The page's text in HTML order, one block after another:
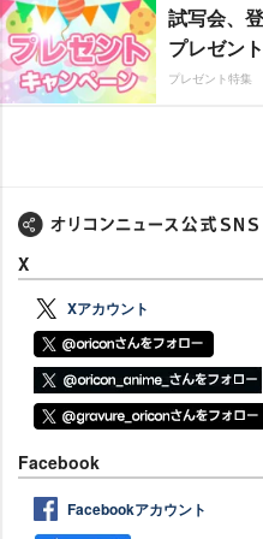
試写会、
プレゼン
プレゼント特集
X
Xアカウント
Facebook
Facebookアカウント